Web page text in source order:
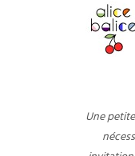
PARTENARIATS &
Une